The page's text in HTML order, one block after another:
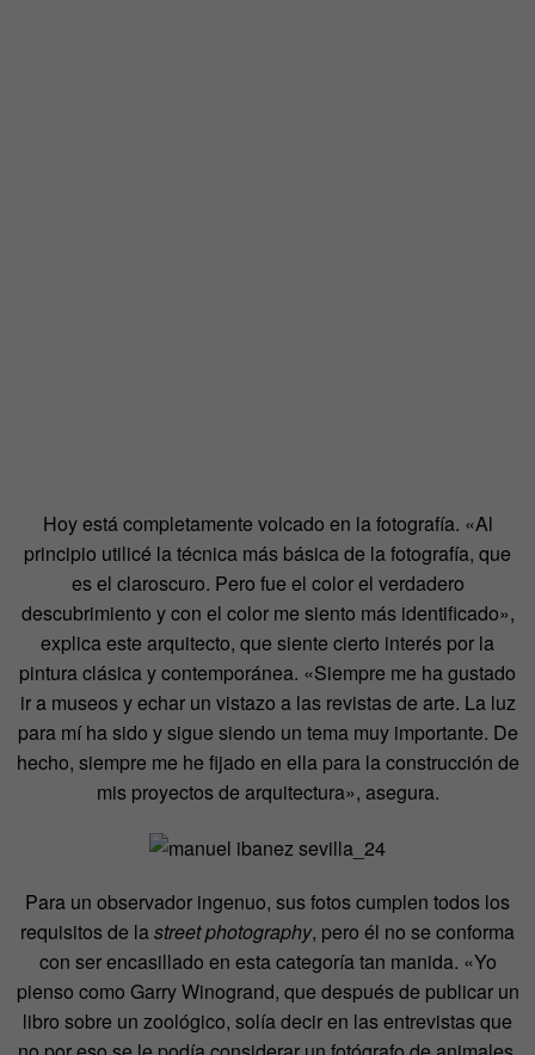
Hoy está completamente volcado en la fotografía. «Al
principio utilicé la técnica más básica de la fotografía, que
es el claroscuro. Pero fue el color el verdadero
descubrimiento y con el color me siento más identificado»,
explica este arquitecto, que siente cierto interés por la
pintura clásica y contemporánea. «Siempre me ha gustado
ir a museos y echar un vistazo a las revistas de arte. La luz
para mí ha sido y sigue siendo un tema muy importante. De
hecho, siempre me he fijado en ella para la construcción de
mis proyectos de arquitectura», asegura.
Para un observador ingenuo, sus fotos cumplen todos los
requisitos de lastreet photography, pero él no se conforma
con ser encasillado en esta categoría tan manida. «Yo
pienso como Garry Winogrand, que después de publicar un
libro sobre un zoológico, solía decir en las entrevistas que